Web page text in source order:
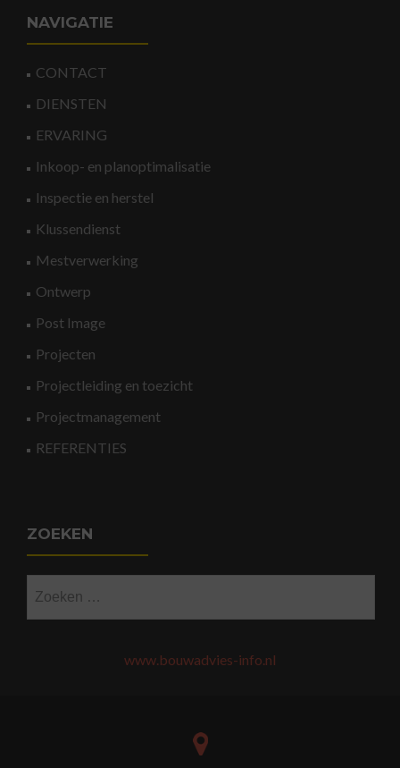
NAVIGATIE
CONTACT
DIENSTEN
ERVARING
Inkoop- en planoptimalisatie
Inspectie en herstel
Klussendienst
Mestverwerking
Ontwerp
Post Image
Projecten
Projectleiding en toezicht
Projectmanagement
REFERENTIES
ZOEKEN
naar:
www.bouwadvies-info.nl